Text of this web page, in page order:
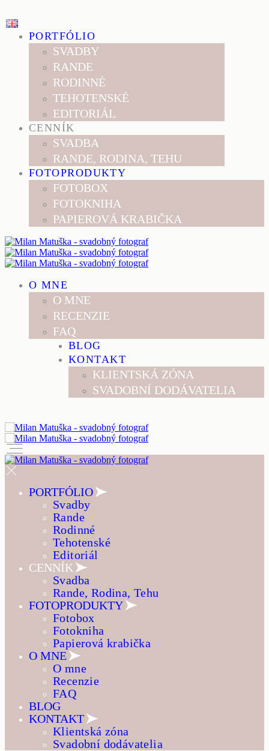
PORTFÓLIO
SVADBY
RANDE
RODINNÉ
TEHOTENSKÉ
EDITORIÁL
CENNÍK
SVADBA
RANDE, RODINA, TEHU
FOTOPRODUKTY
FOTOBOX
FOTOKNIHA
PAPIEROVÁ KRABIČKA
O MNE
O MNE
RECENZIE
FAQ
BLOG
KONTAKT
KLIENTSKÁ ZÓNA
SVADOBNÍ DODÁVATELIA
PORTFÓLIO
Svadby
Rande
Rodinné
Tehotenské
Editoriál
CENNÍK
Svadba
Rande, Rodina, Tehu
FOTOPRODUKTY
Fotobox
Fotokniha
Papierová krabička
O MNE
O mne
Recenzie
FAQ
BLOG
KONTAKT
Klientská zóna
Svadobní dodávatelia